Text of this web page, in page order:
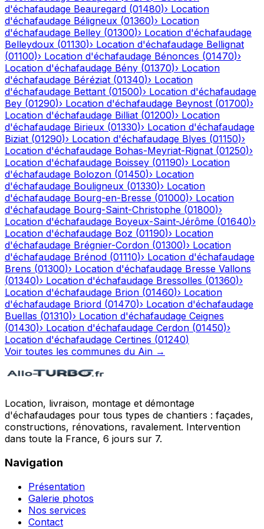
d'échafaudage Beauregard (01480)› Location
d'échafaudage Béligneux (01360)› Location
d'échafaudage Belley (01300)› Location d'échafaudage
Belleydoux (01130)› Location d'échafaudage Bellignat
(01100)› Location d'échafaudage Bénonces (01470)›
Location d'échafaudage Bény (01370)› Location
d'échafaudage Béréziat (01340)› Location
d'échafaudage Bettant (01500)› Location d'échafaudage
Bey (01290)› Location d'échafaudage Beynost (01700)›
Location d'échafaudage Billiat (01200)› Location
d'échafaudage Birieux (01330)› Location d'échafaudage
Biziat (01290)› Location d'échafaudage Blyes (01150)›
Location d'échafaudage Bohas-Meyriat-Rignat (01250)›
Location d'échafaudage Boissey (01190)› Location
d'échafaudage Bolozon (01450)› Location
d'échafaudage Bouligneux (01330)› Location
d'échafaudage Bourg-en-Bresse (01000)› Location
d'échafaudage Bourg-Saint-Christophe (01800)›
Location d'échafaudage Boyeux-Saint-Jérôme (01640)›
Location d'échafaudage Boz (01190)› Location
d'échafaudage Brégnier-Cordon (01300)› Location
d'échafaudage Brénod (01110)› Location d'échafaudage
Brens (01300)› Location d'échafaudage Bresse Vallons
(01340)› Location d'échafaudage Bressolles (01360)›
Location d'échafaudage Brion (01460)› Location
d'échafaudage Briord (01470)› Location d'échafaudage
Buellas (01310)› Location d'échafaudage Ceignes
(01430)› Location d'échafaudage Cerdon (01450)›
Location d'échafaudage Certines (01240)
Voir toutes les communes du Ain →
Location, livraison, montage et démontage
d'échafaudages pour tous types de chantiers : façades,
constructions, rénovations, ravalement. Intervention
dans toute la France, 6 jours sur 7.
Navigation
Présentation
Galerie photos
Nos services
Contact